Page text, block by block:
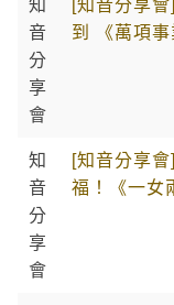
知
音
分
享
會
[知音分享
到 《萬項
知
音
分
享
會
[知音分享
福！《一女